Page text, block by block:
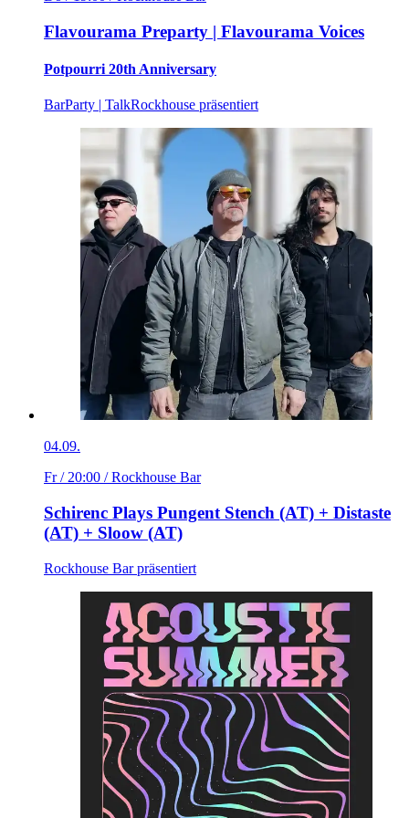
Flavourama Preparty | Flavourama Voices
Potpourri 20th Anniversary
BarParty | TalkRockhouse präsentiert
04.09.
Fr / 20:00 / Rockhouse Bar
Schirenc Plays Pungent Stench (AT) + Distaste
(AT) + Sloow (AT)
Rockhouse Bar präsentiert